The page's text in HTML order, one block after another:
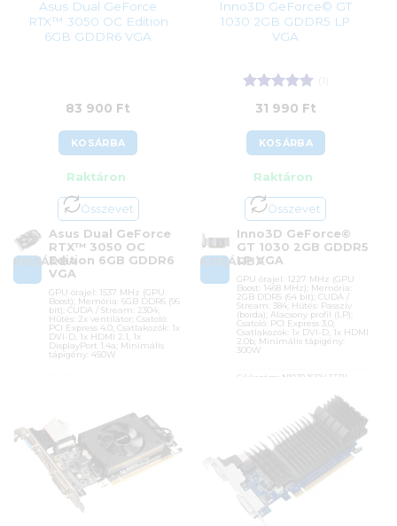
Asus Dual GeForce
RTX™ 3050 OC Edition
6GB GDDR6 VGA
83 900 Ft
KOSÁRBA
Raktáron
Összevet
KOSÁRBA
Asus Dual GeForce
RTX™ 3050 OC
Edition 6GB GDDR6
VGA
GPU órajel: 1537 MHz (GPU
Boost); Memória: 6GB DDR6 (96
bit); CUDA / Stream: 2304;
Hűtés: 2x ventilátor; Csatoló:
PCI Express 4.0; Csatlakozók: 1x
DVI-D, 1x HDMI 2.1, 1x
DisplayPort 1.4a; Minimális
tápigény: 450W
Garanciaidő:
36 hónap
ÁFA: 27%
Azonosító: 49312
83 900
Inno3D GeForce© GT
1030 2GB GDDR5 LP
VGA
Értékelés:5
/ 531 990 Ft
KOSÁRBA
Raktáron
Összevet
KOSÁRBA
Inno3D GeForce©
GT 1030 2GB GDDR5
LP VGA
GPU órajel: 1227 MHz (GPU
Boost: 1468 MHz); Memória:
2GB DDR5 (64 bit); CUDA /
Stream: 384; Hűtés: Passzív
(borda); Alacsony profil (LP);
Csatoló: PCI Express 3.0;
Csatlakozók: 1x DVI-D, 1x HDMI
2.0b; Minimális tápigény:
300W
Cikkszám: N1030-1SDV-E5BL
nVidia GeForce
Garanciaidő:36 hónap
ÁFA:27%
Azonosító:
31 990Ft